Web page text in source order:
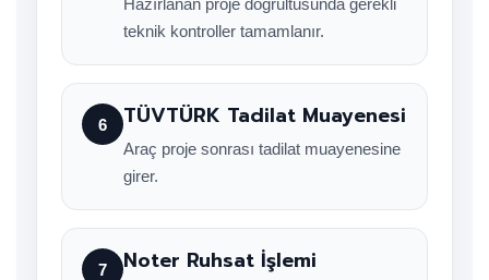
Hazırlanan proje doğrultusunda gerekli
teknik kontroller tamamlanır.
6 TÜVTÜRK Tadilat Muayenesi
Araç proje sonrası tadilat muayenesine
girer.
7 Noter Ruhsat İşlemi